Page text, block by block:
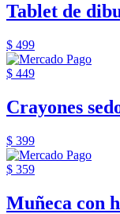
Tablet de
$ 499
$ 449
Crayones
$ 399
$ 359
Muñeca con